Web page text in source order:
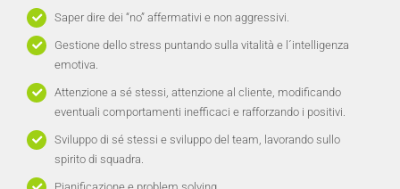
Saper dire dei “no” affermativi e non aggressivi.
Gestione dello stress puntando sulla vitalità e l´intelligenza
emotiva.
Attenzione a sé stessi, attenzione al cliente, modificando
eventuali comportamenti inefficaci e rafforzando i positivi.
Sviluppo di sé stessi e sviluppo del team, lavorando sullo
spirito di squadra.